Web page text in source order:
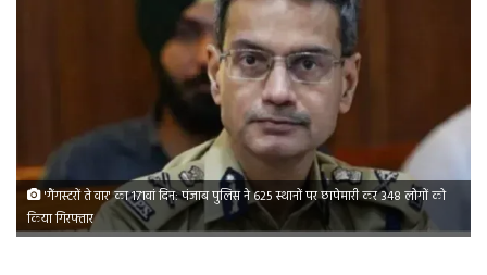
'गैंगस्टरों ते वार' का 171वां दिन: पंजाब पुलिस ने 625 स्थानों पर छापेमारी कर 348 लोगों को
किया गिरफ्तार